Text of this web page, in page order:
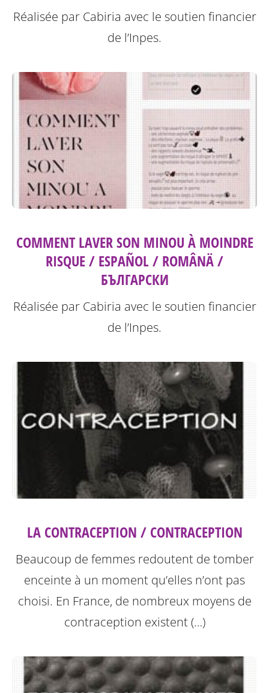
Réalisée par Cabiria avec le soutien financier
de l’Inpes.
COMMENT LAVER SON MINOU À MOINDRE
RISQUE / ESPAÑOL / ROMÂNÄ /
БЪЛГАРСКИ
Réalisée par Cabiria avec le soutien financier
de l’Inpes.
LA CONTRACEPTION / CONTRACEPTION
Beaucoup de femmes redoutent de tomber
enceinte à un moment qu’elles n’ont pas
choisi. En France, de nombreux moyens de
contraception existent (…)